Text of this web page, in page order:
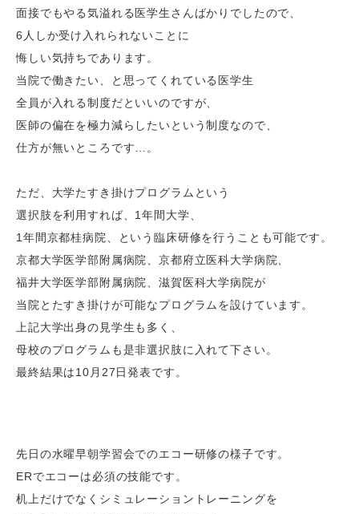
面接でもやる気溢れる医学生さんばかりでしたので、
6人しか受け入れられないことに
悔しい気持ちであります。
当院で働きたい、と思ってくれている医学生
全員が入れる制度だといいのですが、
医師の偏在を極力減らしたいという制度なので、
仕方が無いところです…。
ただ、大学たすき掛けプログラムという
選択肢を利用すれば、 1年間大学、
1年間京都桂病院、という臨床研修を行うことも可能です。
京都大学医学部附属病院、京都府立医科大学病院、
福井大学医学部附属病院、滋賀医科大学病院が
当院とたすき掛けが可能なプログラムを設けています。
上記大学出身の見学生も多く、
母校のプログラムも是非選択肢に入れて下さい。
最終結果は10 月 27日発表です。
先日の水曜早朝学習会でのエコー研修の様子です。
ERでエコーは必須の技能です。
机上だけでなくシミュレーショントレーニングを